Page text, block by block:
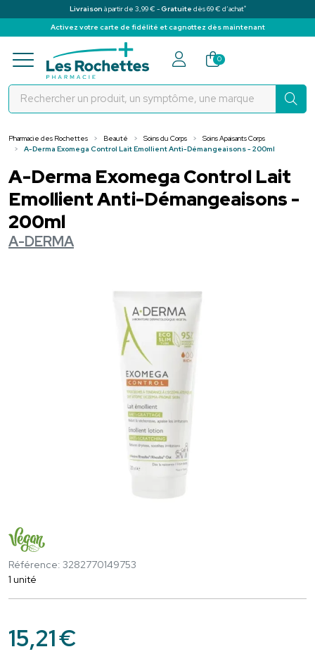
Livraison à partir de 3,99 € -Gratuite dès 69 € d’achat*
Activez votre carte de fidélité et cagnottez dès maintenant
Pharmacie des Rochettes Votre
0
Pharmacie des Rochettes Beauté Soins du Corps
Soins Apaisants Corps
A-Derma Exomega Control Lait Emollient Anti-Démangeaisons - 200ml
A-Derma Exomega Control Lait
Emollient Anti-Démangeaisons -
200ml
A-DERMA
Référence: 3282770149753
1 unité
15,21€